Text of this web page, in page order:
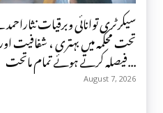
سیکرٹری توانائی وبرقیات
تحت محکمہ میں بہتری ، شفافیت
فیصلہ کرتے ہوئے تمام ماتحت...
August 7, 2026